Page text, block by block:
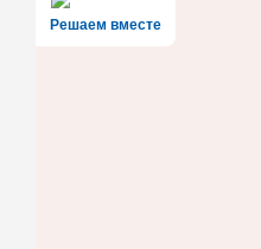
Решаем вместе